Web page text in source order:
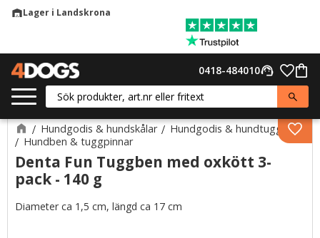
warehouseLager i Landskrona
support_agent
0418-484010
Hundgodis & hundskålar
Hundgodis & hundtugg
Hundben & tuggpinnar
Denta Fun Tuggben med oxkött 3-
pack - 140 g
Diameter ca 1,5 cm, längd ca 17 cm